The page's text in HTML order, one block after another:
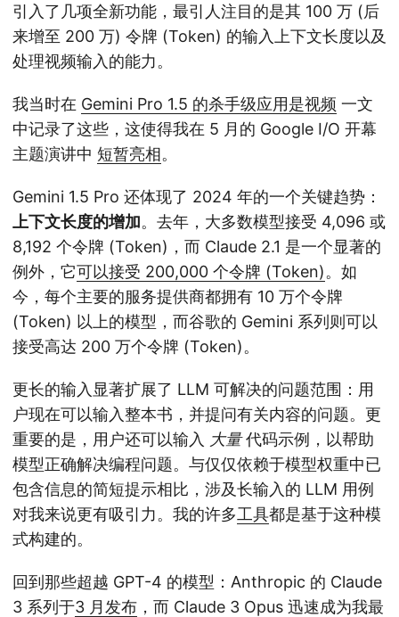
引入了几项全新功能，最引人注目的是其 100 万 (后
来增至 200 万) 令牌 (Token) 的输入上下文长度以及
处理视频输入的能力。
我当时在 Gemini Pro 1.5 的杀手级应用是视频 一文
中记录了这些，这使得我在 5 月的 Google I/O 开幕
主题演讲中 短暂亮相。
Gemini 1.5 Pro 还体现了 2024 年的一个关键趋势：
上下文长度的增加。去年，大多数模型接受 4,096 或
8,192 个令牌 (Token)，而 Claude 2.1 是一个显著的
例外，它可以接受 200,000 个令牌 (Token)。如
今，每个主要的服务提供商都拥有 10 万个令牌
(Token) 以上的模型，而谷歌的 Gemini 系列则可以
接受高达 200 万个令牌 (Token)。
更长的输入显著扩展了 LLM 可解决的问题范围：用
户现在可以输入整本书，并提问有关内容的问题。更
重要的是，用户还可以输入 大量代码示例，以帮助
模型正确解决编程问题。与仅仅依赖于模型权重中已
包含信息的简短提示相比，涉及长输入的 LLM 用例
对我来说更有吸引力。我的许多工具都是基于这种模
式构建的。
回到那些超越 GPT-4 的模型：Anthropic 的 Claude
3 系列于3 月发布 ，而 Claude 3 Opus 迅速成为我最